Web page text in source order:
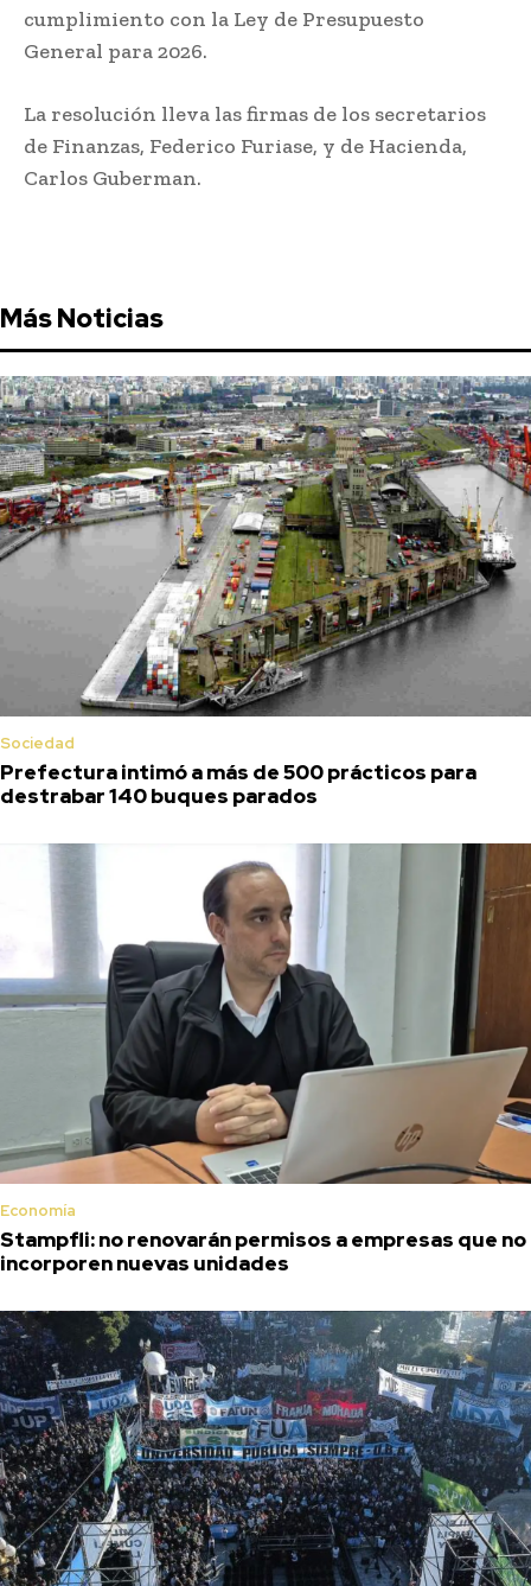
cumplimiento con la Ley de Presupuesto
General para 2026.
La resolución lleva las firmas de los secretarios
de Finanzas, Federico Furiase, y de Hacienda,
Carlos Guberman.
Más Noticias
Sociedad
Prefectura intimó a más de 500 prácticos para
destrabar 140 buques parados
Economía
Stampfli: no renovarán permisos a empresas que no
incorporen nuevas unidades